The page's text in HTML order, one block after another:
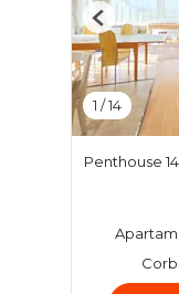
1 /14
Previous
Penthouse